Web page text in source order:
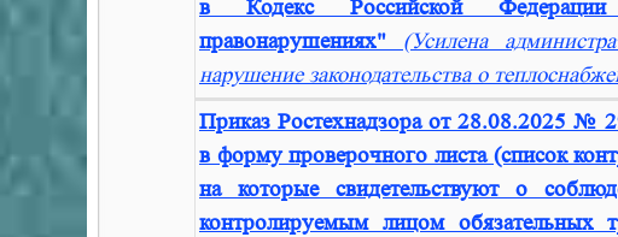
в Кодекс Российской Федерации
правонарушениях" (Усилена
нарушение законодательства о
Приказ Ростехнадзора от 28.08.2025 №
в форму проверочного листа (список
на которые свидетельствуют о
контролируемым лицом обязательных